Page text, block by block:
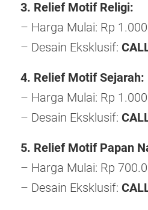
3. Relief Motif Religi:
– Harga Mulai: Rp
– Desain Eksklusif:
4. Relief Motif Sejarah:
– Harga Mulai: Rp
– Desain Eksklusif:
5. Relief Motif Papan
– Harga Mulai: Rp
– Desain Eksklusif: